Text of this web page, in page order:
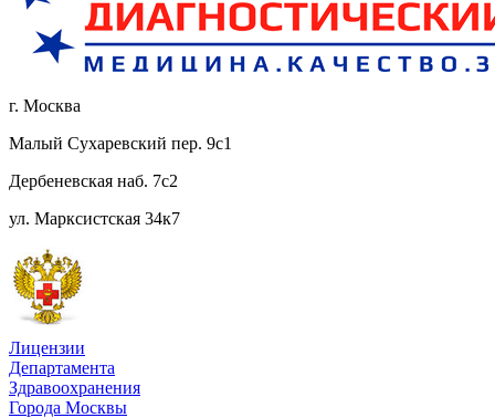
г. Москва
Малый Сухаревский пер. 9с1
Дербеневская наб. 7с2
ул. Марксистская 34к7
Лицензии
Департамента
Здравоохранения
Города Москвы